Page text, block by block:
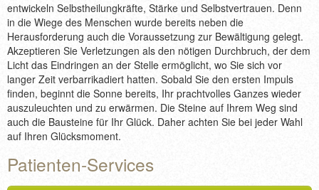
entwickeln Selbstheilungkräfte, Stärke und Selbstvertrauen. Denn
in die Wiege des Menschen wurde bereits neben die
Herausforderung auch die Voraussetzung zur Bewältigung gelegt.
Akzeptieren Sie Verletzungen als den nötigen Durchbruch, der dem
Licht das Eindringen an der Stelle ermöglicht, wo Sie sich vor
langer Zeit verbarrikadiert hatten. Sobald Sie den ersten Impuls
finden, beginnt die Sonne bereits, Ihr prachtvolles Ganzes wieder
auszuleuchten und zu erwärmen. Die Steine auf Ihrem Weg sind
auch die Bausteine für Ihr Glück. Daher achten Sie bei jeder Wahl
auf Ihren Glücksmoment.
Patienten-Services